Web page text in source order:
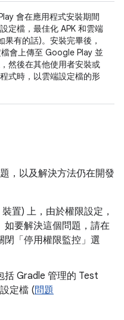
會在應用程式安裝期間
定檔，最佳化 APK 和雲端
果有的話)。安裝完畢後，
會上傳至 Google Play 並
然後在其他使用者安裝或
式時，以雲端設定檔的形
，以及解決方法仍在開發
置) 上，由於權限設定，
如要解決這個問題，請在
閉「停用權限監控」 選
括 Gradle 管理的 Test
定檔 (問題